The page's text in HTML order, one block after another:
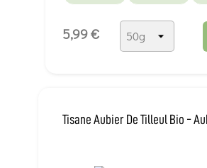
5,99 €
Tisane Aubier De Tilleul Bio -